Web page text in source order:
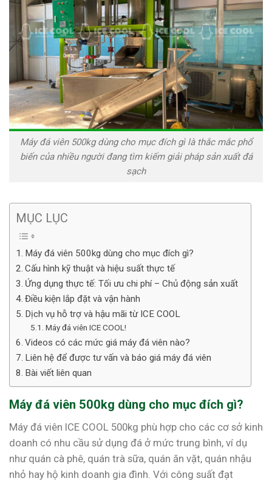
Máy đá viên 500kg dùng cho mục đích gì là thắc mắc phổ
biến của nhiều người đang tìm kiếm giải pháp sản xuất đá
sạch
MỤC LỤC
Máy đá viên 500kg dùng cho mục đích gì?
Cấu hình kỹ thuật và hiệu suất thực tế
Ứng dụng thực tế: Tối ưu chi phí – Chủ động sản xuất
Điều kiện lắp đặt và vận hành
Dịch vụ hỗ trợ và hậu mãi từ ICE COOL
Máy đá viên ICE COOL!
Videos có các mức giá máy đá viên nào?
Liên hệ để được tư vấn và báo giá máy đá viên
Bài viết liên quan
Máy đá viên 500kg dùng cho mục đích gì?
Máy đá viên ICE COOL 500kg phù hợp cho các cơ sở kinh
doanh có nhu cầu sử dụng đá ở mức trung bình, ví dụ
như quán cà phê, quán trà sữa, quán ăn vặt, quán nhậu
nhỏ hay hộ kinh doanh gia đình. Với công suất đạt